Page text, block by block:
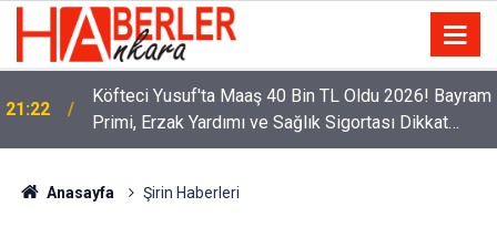
21:22
Köfteci Yusuf'ta Maaş 40 Bin TL Oldu 2026! Bayram
Primi, Erzak Yardımı ve Sağlık Sigortası Dikkat
Çekti
Anasayfa Şirin Haberleri